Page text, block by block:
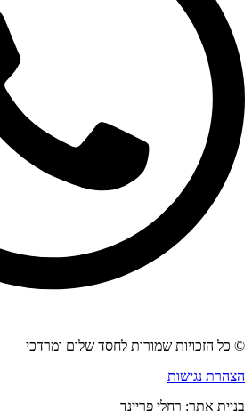
© כל הזכויות שמורות לחסד שלום ומרדכי
הצהרת נגישות
בניית אתר: רחלי פריינד